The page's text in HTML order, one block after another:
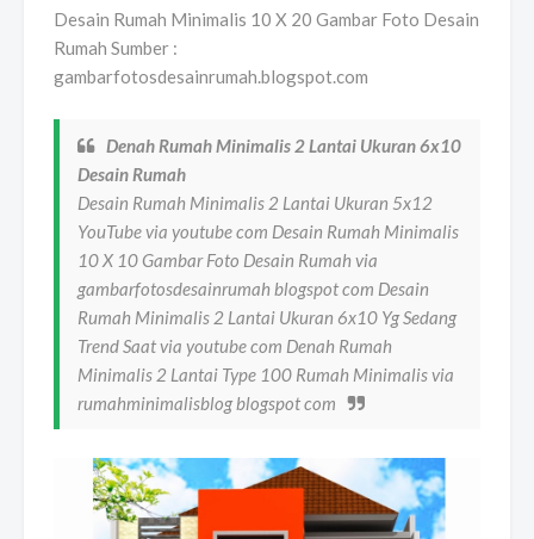
Desain Rumah Minimalis 10 X 20 Gambar Foto Desain
Rumah Sumber :
gambarfotosdesainrumah.blogspot.com
Denah Rumah Minimalis 2 Lantai Ukuran 6x10
Desain Rumah
Desain Rumah Minimalis 2 Lantai Ukuran 5x12
YouTube via youtube com Desain Rumah Minimalis
10 X 10 Gambar Foto Desain Rumah via
gambarfotosdesainrumah blogspot com Desain
Rumah Minimalis 2 Lantai Ukuran 6x10 Yg Sedang
Trend Saat via youtube com Denah Rumah
Minimalis 2 Lantai Type 100 Rumah Minimalis via
rumahminimalisblog blogspot com